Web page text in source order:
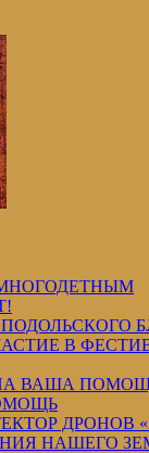
В
ВАША
ДРОНОВ
НАШЕГО